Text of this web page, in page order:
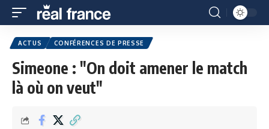
ACTUS CONFÉRENCES DE PRESSE
Simeone : "On doit amener le match
là où on veut"